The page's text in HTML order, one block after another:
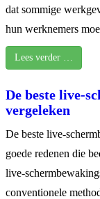
dat sommige
hun werknemers
Lees verder …
De beste live-
vergeleken
De beste live-
goede redenen die
live-
conventionele